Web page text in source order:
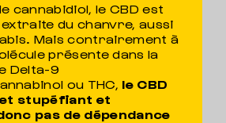
cannabidiol, le CBD est
du chanvre, aussi
Mais contrairement à
présente dans la
Delta-9
ou THC, le CBD
stupéfiant et
pas de dépendance